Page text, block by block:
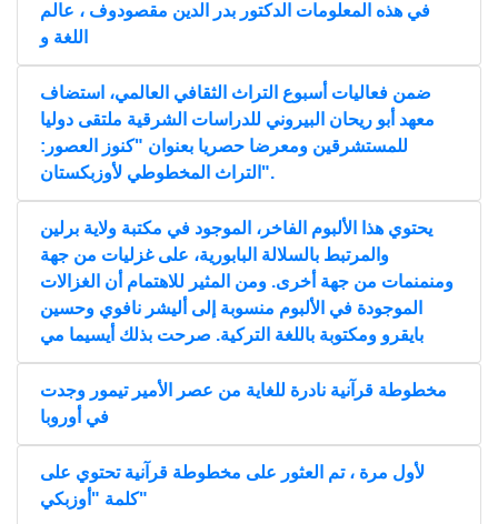
في هذه المعلومات الدكتور بدر الدين مقصودوف ، عالم
اللغة و
ضمن فعاليات أسبوع التراث الثقافي العالمي، استضاف
معهد أبو ريحان البيروني للدراسات الشرقية ملتقى دوليا
للمستشرقين ومعرضا حصريا بعنوان "كنوز العصور:
التراث المخطوطي لأوزبكستان".
يحتوي هذا الألبوم الفاخر، الموجود في مكتبة ولاية برلين
والمرتبط بالسلالة البابورية، على غزليات من جهة
ومنمنمات من جهة أخرى. ومن المثير للاهتمام أن الغزالات
الموجودة في الألبوم منسوبة إلى أليشر نافوي وحسين
بايقرو ومكتوبة باللغة التركية. صرحت بذلك أيسيما مي
مخطوطة قرآنية نادرة للغاية من عصر الأمير تيمور وجدت
في أوروبا
لأول مرة ، تم العثور على مخطوطة قرآنية تحتوي على
كلمة "أوزبكي"